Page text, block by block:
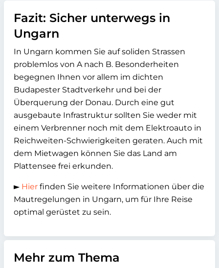
Fazit: Sicher unterwegs in
Ungarn
In Ungarn kommen Sie auf soliden Strassen
problemlos von A nach B. Besonderheiten
begegnen Ihnen vor allem im dichten
Budapester Stadtverkehr und bei der
Überquerung der Donau. Durch eine gut
ausgebaute Infrastruktur sollten Sie weder mit
einem Verbrenner noch mit dem Elektroauto in
Reichweiten-Schwierigkeiten geraten. Auch mit
dem Mietwagen können Sie das Land am
Plattensee frei erkunden.
► Hier finden Sie weitere Informationen über die
Mautregelungen in Ungarn, um für Ihre Reise
optimal gerüstet zu sein.
Mehr zum Thema